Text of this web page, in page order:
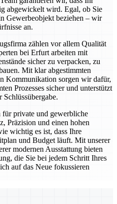
abgewickelt wird. Egal, ob Sie
Gewerbeobjekt beziehen – wir
an.
zählen vor allem Qualität
bei Erfurt arbeiten mit
sicher zu verpacken, zu
Mit klar abgestimmten
Kommunikation sorgen wir dafür,
Prozesses sicher und unterstützt
private und gewerbliche
Präzision und einen hohen
wichtig es ist, dass Ihre
und Budget läuft. Mit unserer
modernen Ausstattung bieten
die Sie bei jedem Schritt Ihres
auf das Neue fokussieren